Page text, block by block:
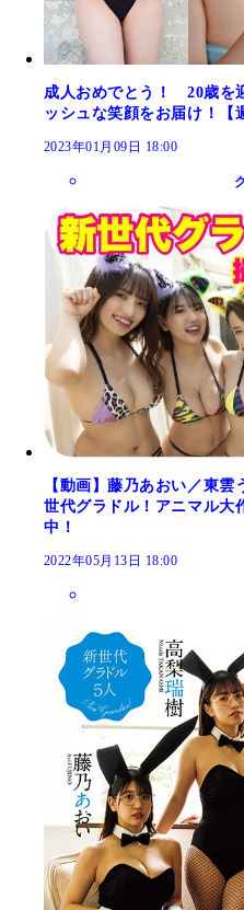
成人おめでとう！ 20歳を
ッシュな笑顔をお届け！【
2023年01月09日 18:00
【動画】藤乃あおい／東
世代グラドル！アニマル大
中！
2022年05月13日 18:00